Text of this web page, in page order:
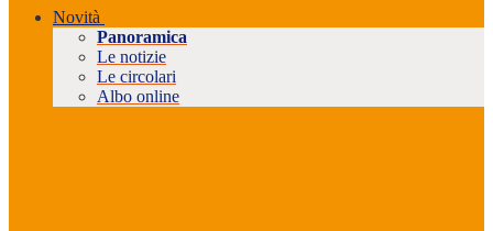
Novità
Panoramica
Le notizie
Le circolari
Albo online